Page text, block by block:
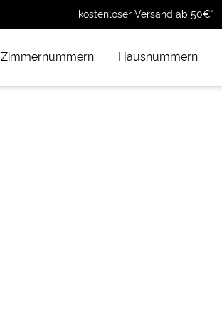
kostenloser Versand ab 50€*
Zimmernummern Hausnummern